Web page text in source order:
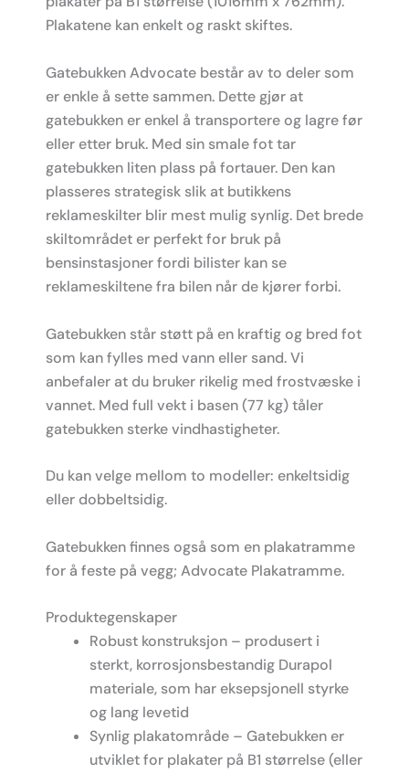
Plakatene kan enkelt og raskt skiftes.
Gatebukken Advocate består av to deler som
er enkle å sette sammen. Dette gjør at
gatebukken er enkel å transportere og lagre før
eller etter bruk. Med sin smale fot tar
gatebukken liten plass på fortauer. Den kan
plasseres strategisk slik at butikkens
reklameskilter blir mest mulig synlig. Det brede
skiltområdet er perfekt for bruk på
bensinstasjoner fordi bilister kan se
reklameskiltene fra bilen når de kjører forbi.
Gatebukken står støtt på en kraftig og bred fot
som kan fylles med vann eller sand. Vi
anbefaler at du bruker rikelig med frostvæske i
vannet. Med full vekt i basen (77 kg) tåler
gatebukken sterke vindhastigheter.
Du kan velge mellom to modeller: enkeltsidig
eller dobbeltsidig.
Gatebukken finnes også som en plakatramme
for å feste på vegg; Advocate Plakatramme.
Produktegenskaper
Robust konstruksjon – produsert i
sterkt, korrosjonsbestandig Durapol
materiale, som har eksepsjonell styrke
og lang levetid
Synlig plakatområde – Gatebukken er
utviklet for plakater på B1 størrelse (eller